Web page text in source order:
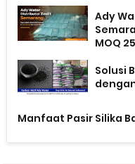
Ady
MOQ
Solusi
Manfaat Pasir Silika